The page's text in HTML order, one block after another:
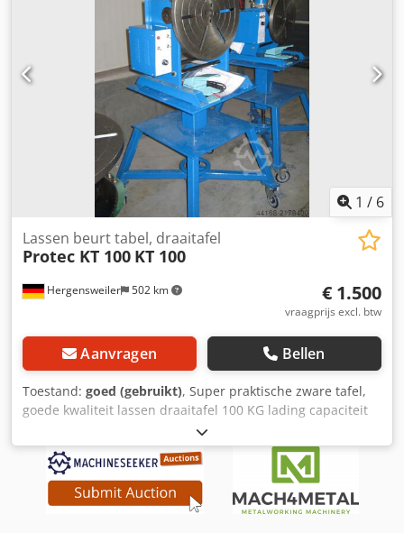
1 / 6
Hergensweiler 502 km
Lassen beurt tabel, draaitafel
Protec KT 100 KT 100
€ 1.500
vraagprijs excl. btw
Aanvragen Bellen
Toestand: goed (gebruikt), Super praktische zware tafel,
goede kwaliteit lassen draaitafel 100 KG lading capaciteit
maximale belasting: horizontale maximale belasting van
100 kg: 50 kg van verticale Rotatiesnelheid: 0,5-9 RPM
richting van rotatie: linker- en snelheid faceplate:
handmatig verstelbare Diameter gezicht plaat: 345 mm
hoogte voorplaat: 415 mm hoek voorplaat: 0-90 °